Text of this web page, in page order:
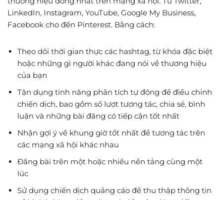
LinkedIn, Instagram, YouTube, Google My Business,
Facebook cho đến Pinterest. Bằng cách:
Theo dõi thời gian thực các hashtag, từ khóa đặc biệt
hoặc những gì người khác đang nói về thương hiệu
của bạn
Tận dụng tính năng phân tích tự động để điều chỉnh
chiến dịch, bao gồm số lượt tương tác, chia sẻ, bình
luận và những bài đăng có tiếp cận tốt nhất
Nhận gợi ý về khung giờ tốt nhất để tương tác trên
các mạng xã hội khác nhau
Đăng bài trên một hoặc nhiều nền tảng cùng một
lúc
Sử dụng chiến dịch quảng cáo để thu thập thông tin